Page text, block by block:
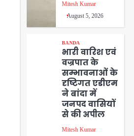
Mitesh Kumar
August 5, 2026
BANDA
भारी वारिश एवं
वज्रपात के
सम्भावनाओं के
दृष्टिगत एडीएम
ने बांदा में
जनपद वासियों
से की अपील
Mitesh Kumar